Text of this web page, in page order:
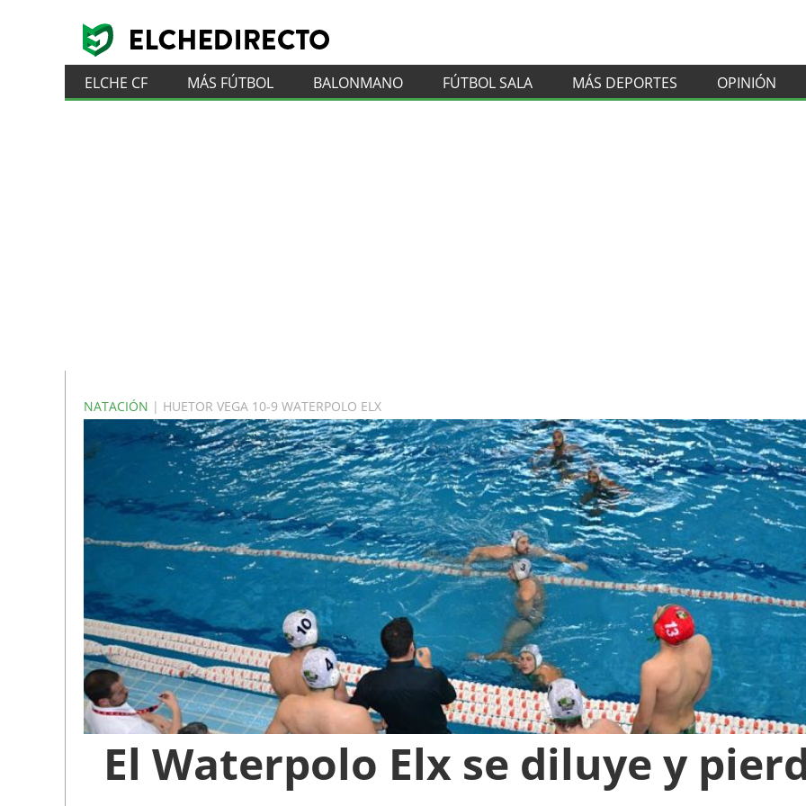
ELCHE CF MÁS FÚTBOL BALONMANO FÚTBOL SALA MÁS DEPORTES OPINIÓN
NATACIÓN | HUETOR VEGA 10-9 WATERPOLO ELX
El Waterpolo Elx se diluye y